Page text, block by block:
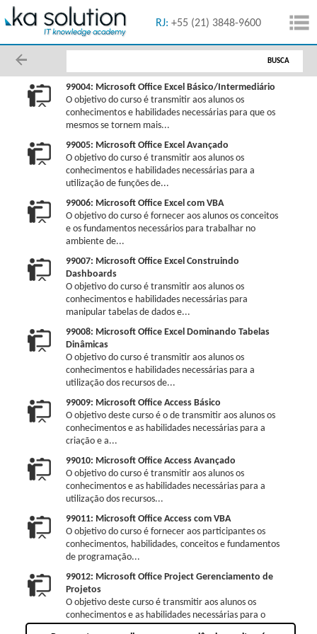
(11) 5091-1616 RJ: +55 (21) 3848-9600
BUSCA
99004: Microsoft Office Excel Básico/Intermediário
O objetivo do curso é transmitir aos alunos os
conhecimentos e habilidades necessárias para que os
mesmos se tornem mais...
99005: Microsoft Office Excel Avançado
O objetivo do curso é transmitir aos alunos os
conhecimentos e habilidades necessárias para a
utilização de funções de...
99006: Microsoft Office Excel com VBA
O objetivo do curso é fornecer aos alunos os conceitos
e os fundamentos necessários para trabalhar no
ambiente de...
99007: Microsoft Office Excel Construindo
Dashboards
O objetivo do curso é transmitir aos alunos os
conhecimentos e habilidades necessárias para
manipular tabelas de dados e...
99008: Microsoft Office Excel Dominando Tabelas
Dinâmicas
O objetivo do curso é transmitir aos alunos os
conhecimentos e habilidades necessárias para a
utilização dos recursos de...
99009: Microsoft Office Access Básico
O objetivo deste curso é o de transmitir aos alunos os
conhecimentos e as habilidades necessárias para a
criação e a...
99010: Microsoft Office Access Avançado
O objetivo do curso é transmitir aos alunos os
conhecimentos e as habilidades necessárias para a
utilização dos recursos...
99011: Microsoft Office Access com VBA
O objetivo do curso é fornecer aos participantes os
conhecimentos, habilidades, conceitos e fundamentos
de programação...
99012: Microsoft Office Project Gerenciamento de
Projetos
O objetivo deste curso é transmitir aos alunos os
conhecimentos e as habilidades necessárias para o